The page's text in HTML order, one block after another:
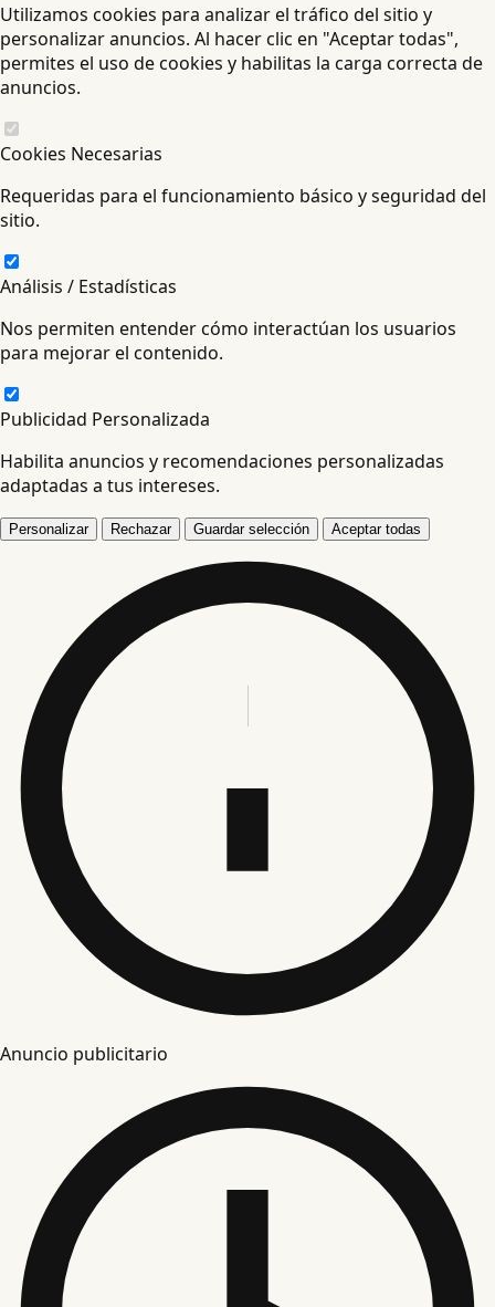
Utilizamos cookies para analizar el tráfico del sitio y
personalizar anuncios. Al hacer clic en "Aceptar todas",
permites el uso de cookies y habilitas la carga correcta de
anuncios.
Cookies Necesarias
Requeridas para el funcionamiento básico y seguridad del
sitio.
Análisis / Estadísticas
Nos permiten entender cómo interactúan los usuarios
para mejorar el contenido.
Publicidad Personalizada
Habilita anuncios y recomendaciones personalizadas
adaptadas a tus intereses.
Personalizar Rechazar Guardar selección Aceptar todas
Anuncio publicitario